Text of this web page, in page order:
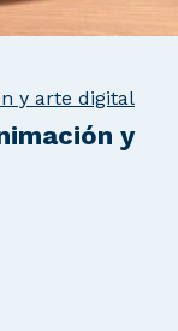
y arte digital
y